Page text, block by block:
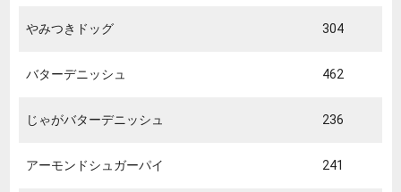
やみつきドッグ 304
バターデニッシュ 462
じゃがバターデニッシュ 236
アーモンドシュガーパイ 241